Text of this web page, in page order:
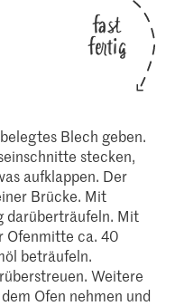
fast
fertig
Blech geben.
stecken,
aufklappen. Der
Brücke. Mit
darüberträufeln. Mit
Ofenmitte ca. 40
beträufeln.
Weitere
Ofen nehmen und